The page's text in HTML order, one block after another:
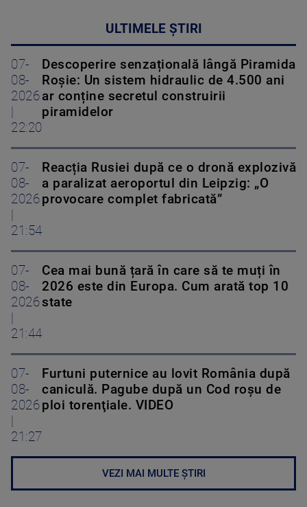
ULTIMELE ȘTIRI
07-
08-
2026
22:20
Descoperire senzațională lângă Piramida
Roșie: Un sistem hidraulic de 4.500 ani
ar conține secretul construirii
piramidelor
07-
08-
2026
21:54
Reacția Rusiei după ce o dronă explozivă
a paralizat aeroportul din Leipzig: „O
provocare complet fabricată”
07-
08-
2026
21:44
Cea mai bună țară în care să te muți în
2026 este din Europa. Cum arată top 10
state
07-
08-
2026
21:27
Furtuni puternice au lovit România după
caniculă. Pagube după un Cod roşu de
ploi torenţiale. VIDEO
VEZI MAI MULTE ȘTIRI